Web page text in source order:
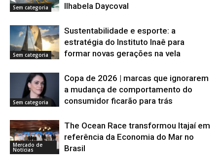
Sem categoria
Ilhabela Daycoval
Sem categoria
Sustentabilidade e esporte: a
estratégia do Instituto Inaê para
formar novas gerações na vela
Sem categoria
Copa de 2026 | marcas que ignorarem
a mudança de comportamento do
consumidor ficarão para trás
Mercado de
Notícias
The Ocean Race transformou Itajaí em
referência da Economia do Mar no
Brasil